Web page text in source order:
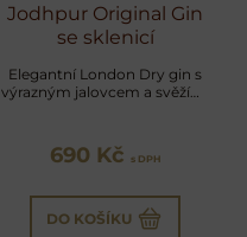
Jodhpur Original Gin
se sklenicí
Elegantní London Dry gin s
výrazným jalovcem a svěžími
690 Kč s DPH
DO KOŠÍKU